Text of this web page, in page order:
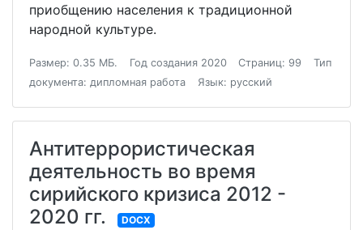
приобщению населения к традиционной
народной культуре.
Размер: 0.35 МБ. Год создания 2020 Страниц: 99
Тип
документа: дипломная работа
Язык: русский
Антитеррористическая
деятельность во время
сирийского кризиса 2012 -
2020 гг.
DOCX